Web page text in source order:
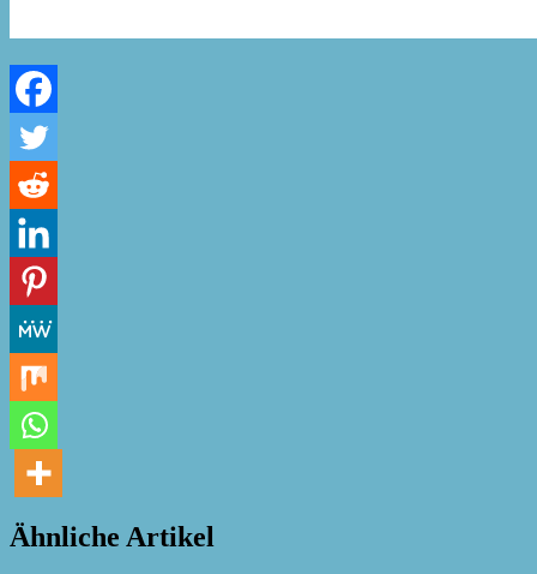
Ähnliche Artikel